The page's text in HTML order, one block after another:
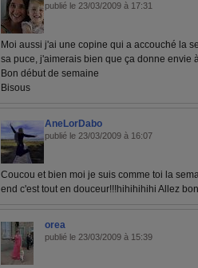
publié le 23/03/2009 à 17:31
Moi aussi j'ai une copine qui a accouché la
sa puce, j'aimerais bien que ça donne envie
Bon début de semaine
Bisous
AneLorDabo
publié le 23/03/2009 à 16:07
Coucou et bien moi je suis comme toi la
end c'est tout en douceur!!!hihihihihi Allez
orea
publié le 23/03/2009 à 15:39